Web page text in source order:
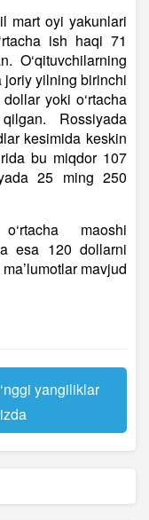
mart oyi yakunlari
ish haqi 71
O‘qituvchilarning
joriy yilning birinchi
yoki o‘rtacha
Rossiyada
kesimida keskin
bu miqdor 107
25 ming 250
o‘rtacha maoshi
esa 120 dollarni
mavjud
yangiliklar